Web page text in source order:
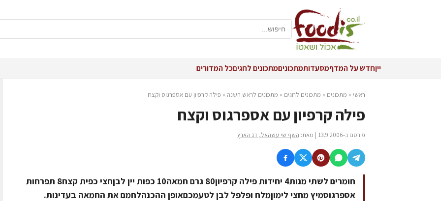
ייןחדש על המדףמסעדותמתכוניםמתכונים לחגיםכל המדורים
ראשי » מתכונים » מתכונים לחגים » מתכונים לראש השנה » פילה קרפיון עם אספרגוס וקצח
פילה קרפיון עם אספרגוס וקצח
פורסם ב-13.9.2006 | מאת: השף שי עשהאל, דג הארץ
חומרים לשתי מנות4 יחידות פילה קרפיון80 גרם חמאה10 כפות יין לבןחצי כפית קצח8 תפרחות
אספרגוסמיץ מחצי לימוןמלח ופלפל לבן לטעמכםאופן ההכנהלחמם את החמאה בעדינות.